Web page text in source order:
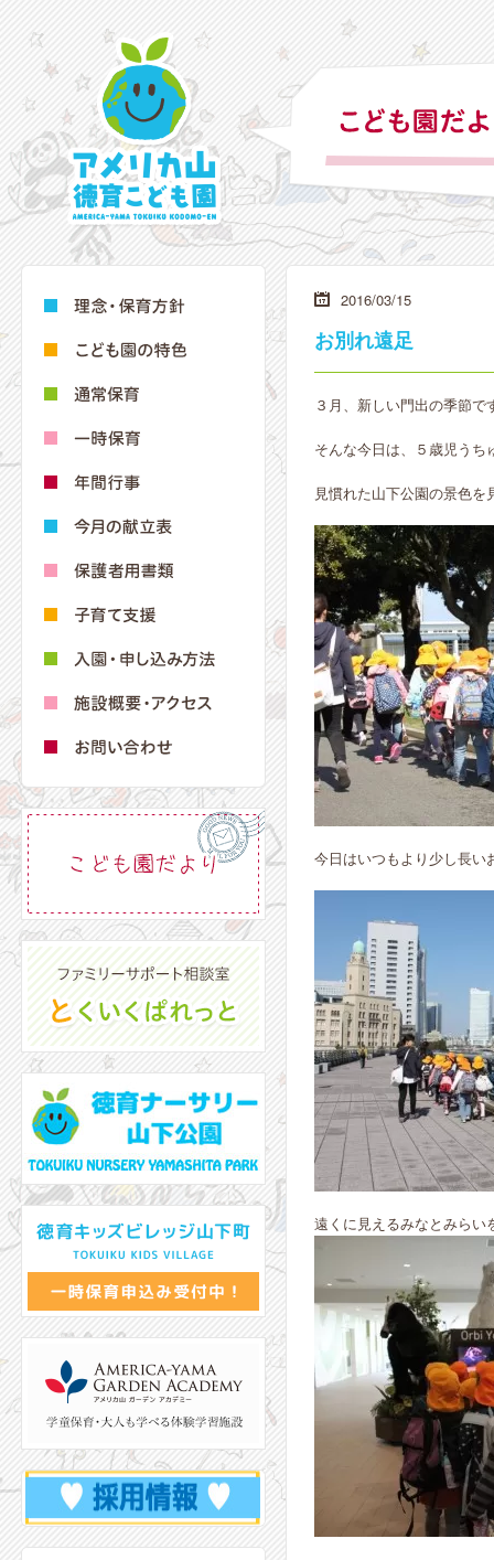
2016/03/15
お別れ遠足
３月、新しい門出の季節で
そんな今日は、５歳児う
見慣れた山下公園の景色を
今日はいつもより少し長い
遠くに見えるみなとみらい